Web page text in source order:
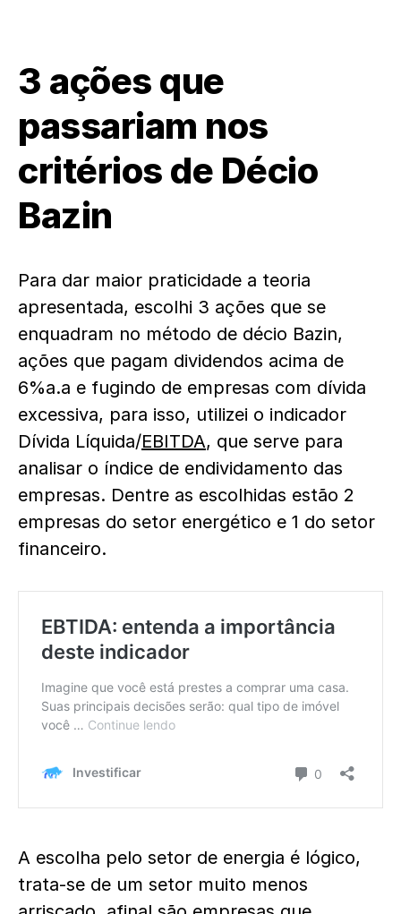
3 ações que
passariam nos
critérios de Décio
Bazin
Para dar maior praticidade a teoria
apresentada, escolhi 3 ações que se
enquadram no método de décio Bazin,
ações que pagam dividendos acima de
6%a.a e fugindo de empresas com dívida
excessiva, para isso, utilizei o indicador
Dívida Líquida/EBITDA, que serve para
analisar o índice de endividamento das
empresas. Dentre as escolhidas estão 2
empresas do setor energético e 1 do setor
financeiro.
A escolha pelo setor de energia é lógico,
trata-se de um setor muito menos